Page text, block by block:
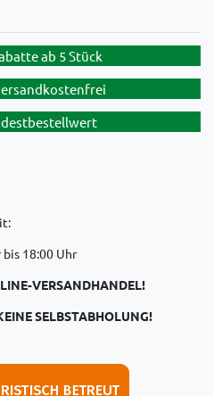
ab 5 Stück
18:00 Uhr
VERSANDHANDEL!
SELBSTABHOLUNG!